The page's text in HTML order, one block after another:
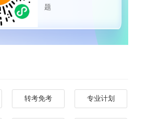
题
转考免考 专业计划